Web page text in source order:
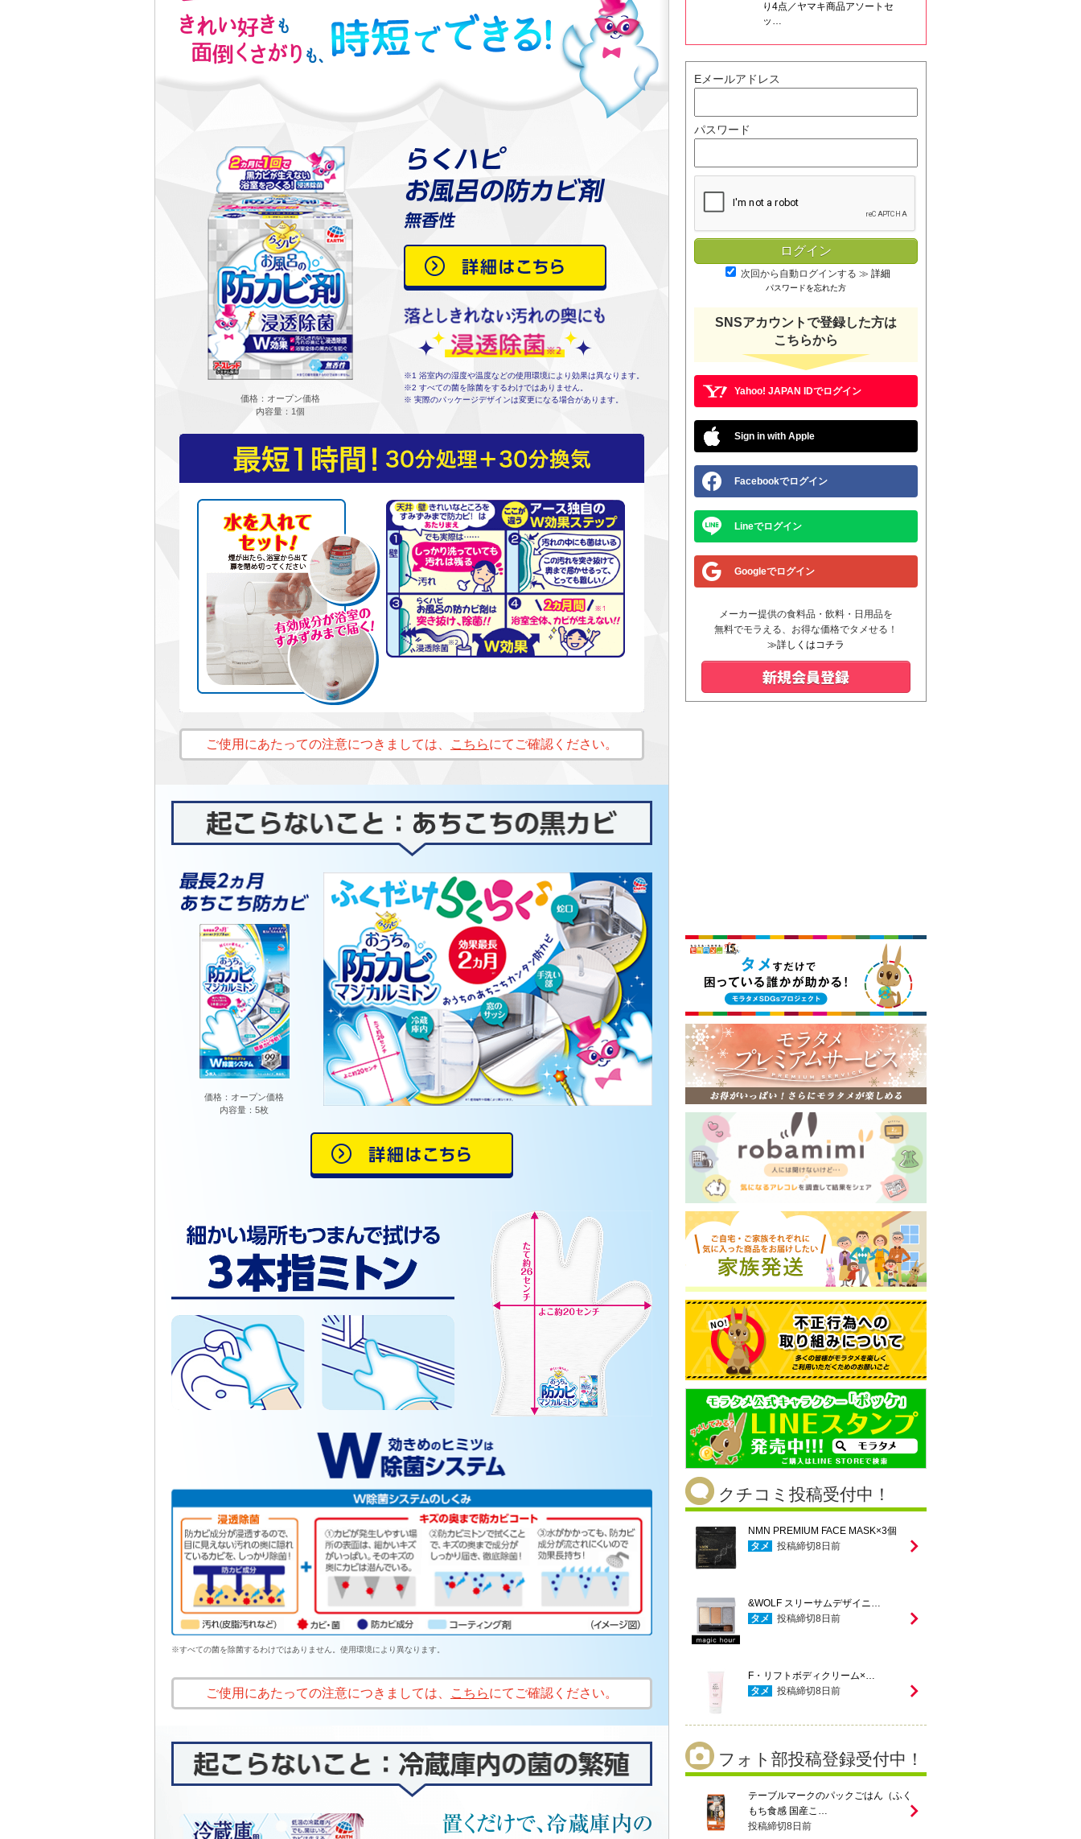
価格：オープン価格
内容量：1個
※1 浴室内の湿度や温度などの使用環境により効果は異なります。
※2 すべての菌を除菌をするわけではありません。
※ 実際のパッケージデザインは変更になる場合があります。
ご使用にあたっての注意につきましては、 こちらにてご確認ください。
価格：オープン価格
内容量：5枚
※すべての菌を除菌するわけではありません。使用環境により異なります。
ご使用にあたっての注意につきましては、 こちらにてご確認ください。
り4点／ヤマキ商品アソートセ
ッ…
Eメールアドレス
パスワード
次回から自動ログインする ≫ 詳細
パスワードを忘れた方
SNSアカウントで登録した方は
こちらから
Yahoo! JAPAN IDでログイン
Sign in with Apple
Facebookでログイン
Lineでログイン
Googleでログイン
メーカー提供の食料品・飲料・日用品を
無料でモラえる、お得な価格でタメせる！
≫詳しくはコチラ
クチコミ投稿受付中！
NMN PREMIUM FACE MASK×3個
タメ
投稿締切8日前
&WOLF スリーサムデザイニ…
タメ
投稿締切8日前
F・リフトボディクリーム×…
タメ
投稿締切8日前
フォト部投稿登録受付中！
テーブルマークのパックごはん（ふく
もち食感 国産こ…
投稿締切8日前